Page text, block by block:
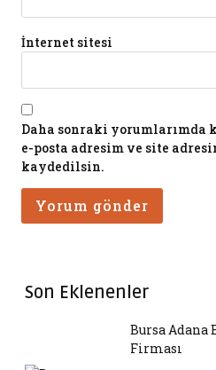
Son Eklenenler
Bursa Adana
Firması
İnternet sitesi
Daha sonraki yorumlarımda
e-posta adresim ve site
kaydedilsin.